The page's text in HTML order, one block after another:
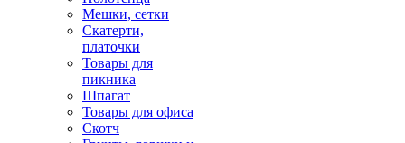
Мешки, сетки
Скатерти,
платочки
Товары для
пикника
Шпагат
Товары для офиса
Скотч